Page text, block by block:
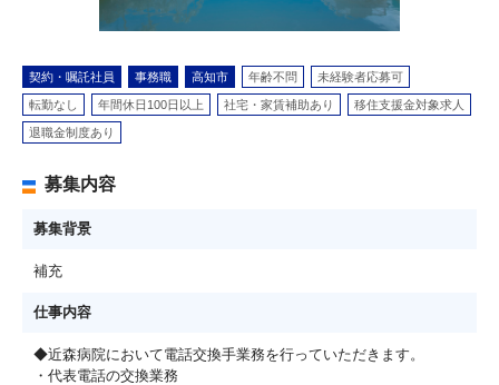
契約・嘱託社員 事務職 高知市 年齢不問 未経験者応募可
転勤なし 年間休日100日以上 社宅・家賃補助あり 移住支援金対象求人
退職金制度あり
募集内容
募集背景
補充
仕事内容
◆近森病院において電話交換手業務を行っていただきます。
・代表電話の交換業務